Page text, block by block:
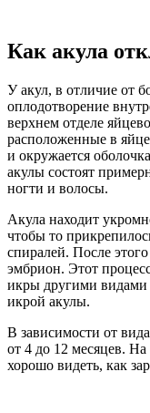
Как акула
У акул, в отличие от
оплодотворение
верхнем отделе
расположенные в
и окружается
акулы состоят
ногти и волосы.
Акула находит
чтобы то
спиралей. После
эмбрион. Этот
икры другими видами
икрой акулы.
В зависимости от
от 4 до 12 месяцев.
хорошо видеть, как